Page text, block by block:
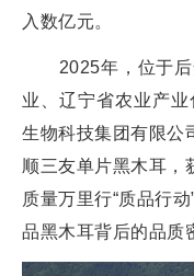
入数亿元。
2025年，位于后
业、辽宁省农业产
生物科技集团有限公
顺三友单片黑木耳，
质量万里行“质品行
品黑木耳背后的品质